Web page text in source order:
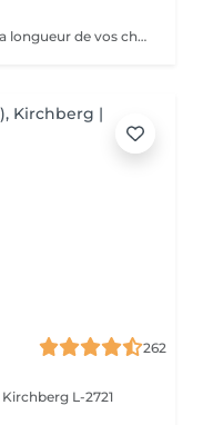
Le tarif final peut varier dépendant de la longueur de vos cheveux ainsi que des soins et produits utilisés.
262
Kirchberg L-2721